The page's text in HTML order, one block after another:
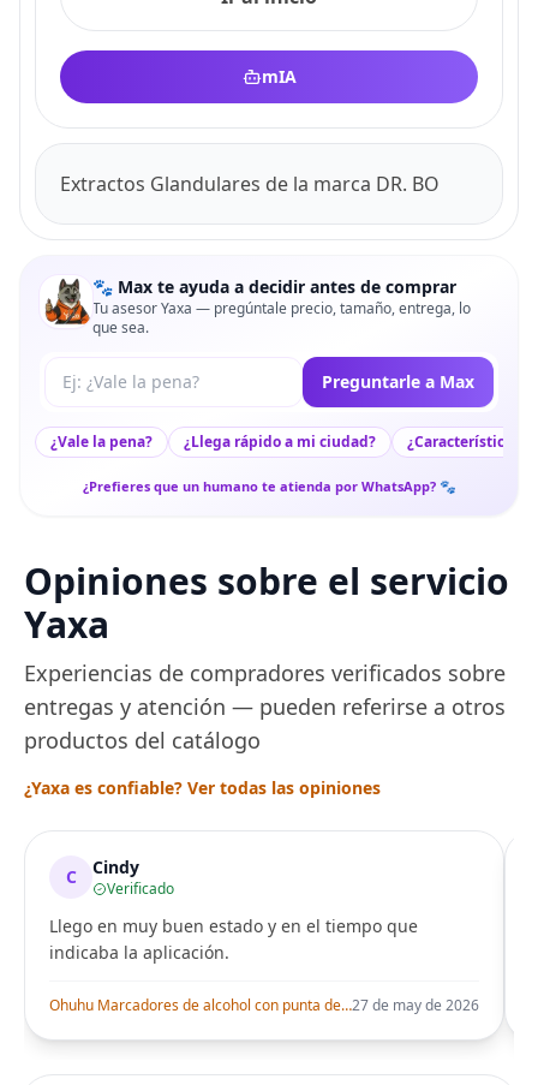
mIA
Extractos Glandulares de la marca DR. BO
🐾 Max te ayuda a decidir antes de comprar
Tu asesor Yaxa — pregúntale precio, tamaño, entrega, lo
que sea.
Tu pregunta a Max Preguntarle a Max
¿Vale la pena? ¿Llega rápido a mi ciudad? ¿Características
¿Prefieres que un humano te atienda por WhatsApp? 🐾
Opiniones sobre el servicio
Yaxa
Experiencias de compradores verificados sobre
entregas y atención — pueden referirse a otros
productos del catálogo
¿Yaxa es confiable? Ver todas las opiniones
C Cindy
Verificado
Llego en muy buen estado y en el tiempo que
indicaba la aplicación.
Ohuhu Marcadores de alcohol con punta de pincel – Juego de marcadores artísticos de doble punta con certificación AP para artistas adultos27 de may de 2026